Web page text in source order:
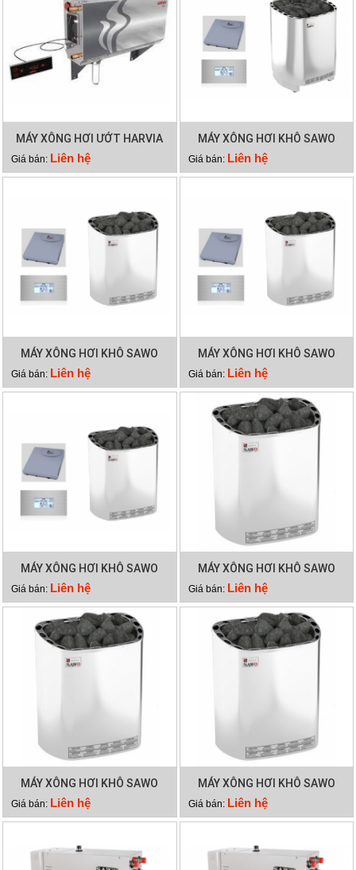
MÁY XÔNG HƠI ƯỚT HARVIA
HGX90
Giá bán: Liên hệ
MÁY XÔNG HƠI KHÔ SAWO
SAV 105NS
Giá bán: Liên hệ
MÁY XÔNG HƠI KHÔ SAWO
SCA 90NS
Giá bán: Liên hệ
MÁY XÔNG HƠI KHÔ SAWO
SCA 60NS
Giá bán: Liên hệ
MÁY XÔNG HƠI KHÔ SAWO
SCA 45NS
Giá bán: Liên hệ
MÁY XÔNG HƠI KHÔ SAWO
SCA 90NB
Giá bán: Liên hệ
MÁY XÔNG HƠI KHÔ SAWO
SCA 45NB
Giá bán: Liên hệ
MÁY XÔNG HƠI KHÔ SAWO
SCA 60NB
Giá bán: Liên hệ